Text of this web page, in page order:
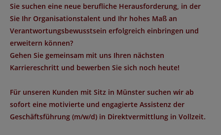
Sie suchen eine neue berufliche Herausforderung, in der
Sie Ihr Organisationstalent und Ihr hohes Maß an
Verantwortungsbewusstsein erfolgreich einbringen und
erweitern können?
Gehen Sie gemeinsam mit uns Ihren nächsten
Karriereschritt und bewerben Sie sich noch heute!
Für unseren Kunden mit Sitz in Münster suchen wir ab
sofort eine motivierte und engagierte Assistenz der
Geschäftsführung (m/w/d) in Direktvermittlung in Vollzeit.